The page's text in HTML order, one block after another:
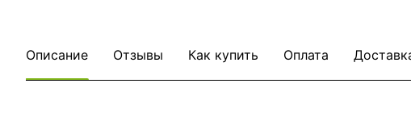
Описание Отзывы Как купить Оплата